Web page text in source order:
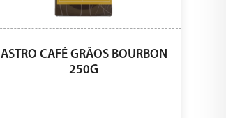
ASTRO CAFÉ GRÃOS BOURBON
250G